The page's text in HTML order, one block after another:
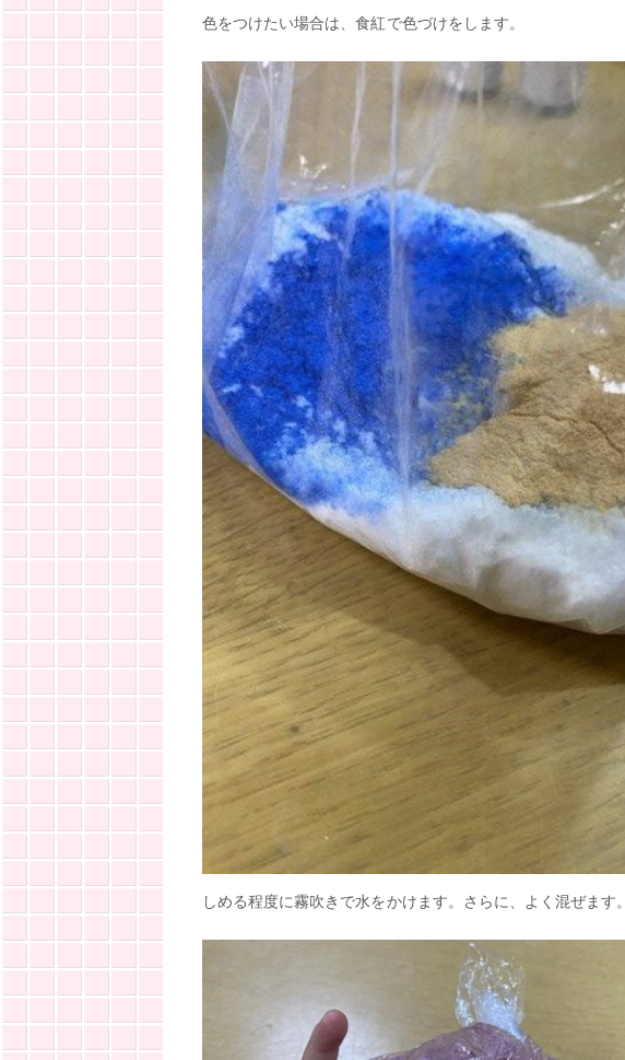
色をつけたい場合は、食紅で色づけをします。
しめる程度に霧吹きで水をかけます。さらに、よく混ぜます。